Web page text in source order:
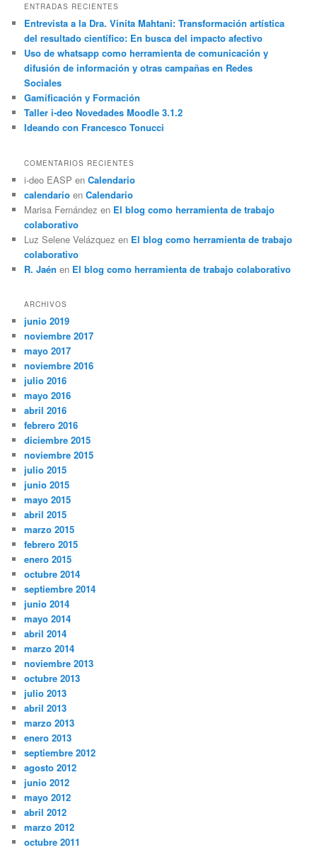
c
r
ENTRADAS RECIENTES
Entrevista a la Dra. Vinita Mahtani: Transformación artística
del resultado científico: En busca del impacto afectivo
Uso de whatsapp como herramienta de comunicación y
difusión de información y otras campañas en Redes
Sociales
Gamificación y Formación
Taller i-deo Novedades Moodle 3.1.2
Ideando con Francesco Tonucci
COMENTARIOS RECIENTES
i-deo EASP enCalendario
calendario enCalendario
Marisa Fernández en El blog como herramienta de trabajo
colaborativo
Luz Selene Velázquez en El blog como herramienta de trabajo
colaborativo
R. Jaén en El blog como herramienta de trabajo colaborativo
ARCHIVOS
junio 2019
noviembre 2017
mayo 2017
noviembre 2016
julio 2016
mayo 2016
abril 2016
febrero 2016
diciembre 2015
noviembre 2015
julio 2015
junio 2015
mayo 2015
abril 2015
marzo 2015
febrero 2015
enero 2015
octubre 2014
septiembre 2014
junio 2014
mayo 2014
abril 2014
marzo 2014
noviembre 2013
octubre 2013
julio 2013
abril 2013
marzo 2013
enero 2013
septiembre 2012
agosto 2012
junio 2012
mayo 2012
abril 2012
marzo 2012
octubre 2011